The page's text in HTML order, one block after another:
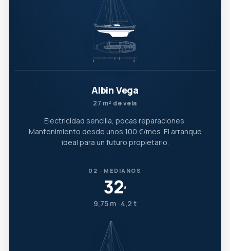
Albin Vega
27 m² de vela
Electricidad sencilla, pocas reparaciones.
Mantenimiento desde unos 100 €/mes. El arranque
ideal para un futuro propietario.
02 · MEDIANOS
32′
9,75 m · 4,2 t